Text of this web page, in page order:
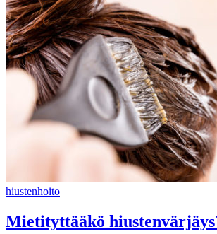
hiustenhoito
Mietityttääkö